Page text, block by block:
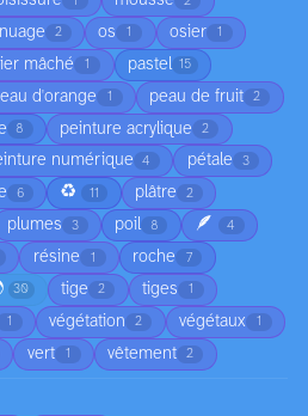
nuage 2 os 1 osier 1
mâché 1 pastel 15
d'orange 1 peau de fruit 2
8 peinture acrylique 2
numérique 4 pétale 3
6 ♻️ 11 plâtre 2
plumes 3 poil 8 🪶 4
résine 1 roche 7
30 tige 2 tiges 1
1 végétation 2 végétaux 1
vert 1 vêtement 2